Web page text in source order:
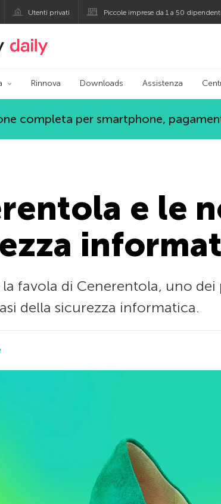
Utenti privati Piccole imprese da 1 a 50 dipendenti
Blog ufficiale di Kaspersky
Rinnova Downloads Assistenza
completa per smartphone,
e le
favola di Cenerentola, uno
della sicurezza informatica.